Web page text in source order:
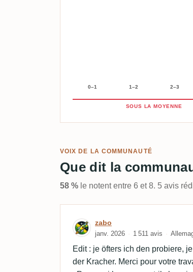
0–1 1–2 2–3
SOUS LA MOYENNE
VOIX DE LA COMMUNAUTÉ
Que dit la
58 % le notent entre 6 et 8. 5 avis
Avis de zabo
zabo
janv. 2026 1 511 avis
Edit : je öfters ich den probiere,
der Kracher. Merci pour votre